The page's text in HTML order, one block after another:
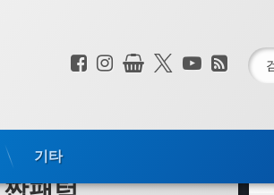
전화 :
페이스북
인스타그램
상점 X.com
YouTube
RSS검
기타